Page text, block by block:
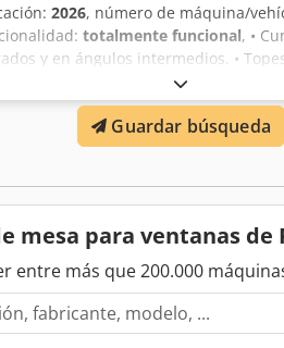
2026, número de máquina/
totalmente funcional, •
y en ángulos intermedios. •
Palanca de fijación de la mesa para
reduce la velocidad en corte de
seguros. • Diámetro de la
serie un sistema de medición y
Guardar búsqueda
mesa para ventanas de
entre más que 200.000